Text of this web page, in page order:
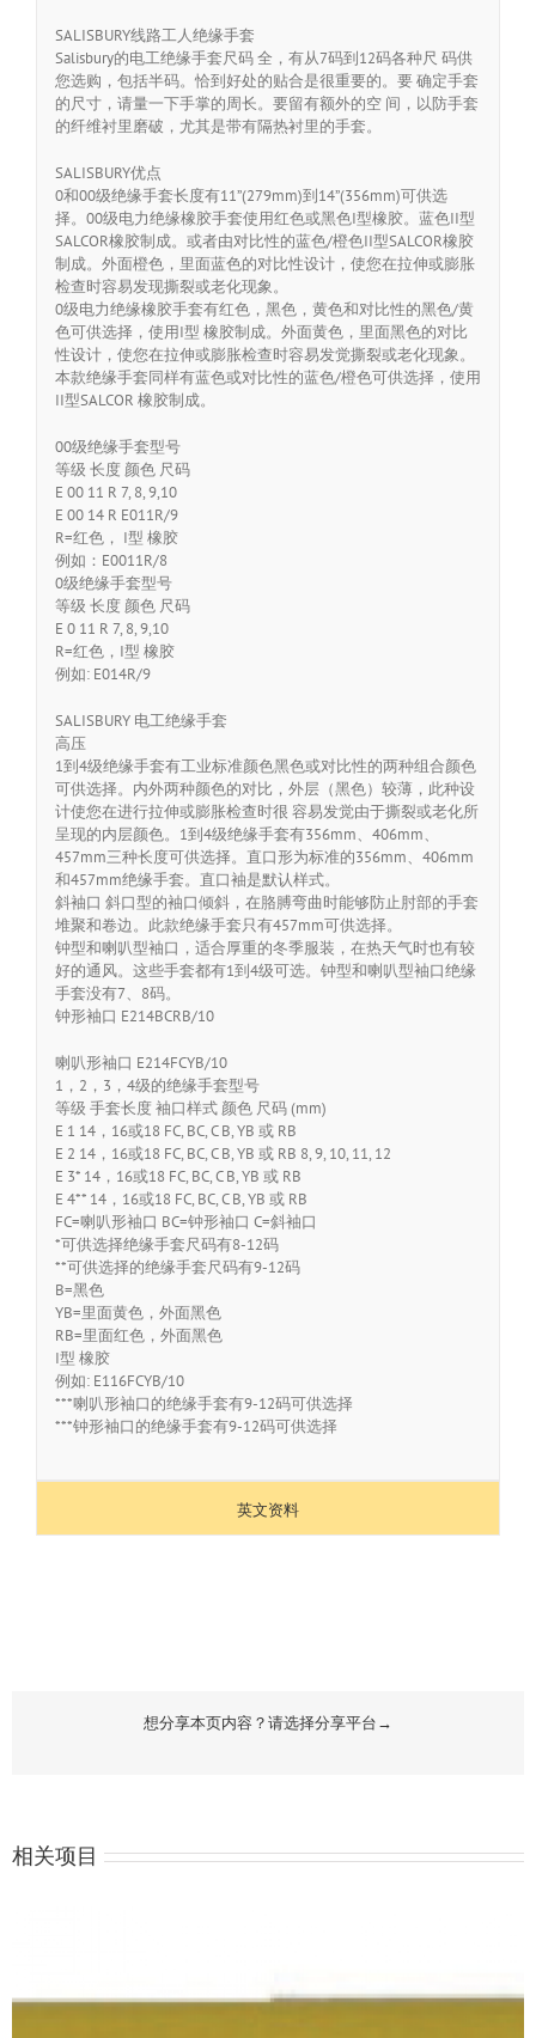
SALISBURY线路工人绝缘手套
Salisbury的电工绝缘手套尺码 全，有从7码到12码各种尺 码供
您选购，包括半码。恰到好处的贴合是很重要的。要 确定手套
的尺寸，请量一下手掌的周长。要留有额外的空 间，以防手套
的纤维衬里磨破，尤其是带有隔热衬里的手套。
SALISBURY优点
0和00级绝缘手套长度有11”(279mm)到14”(356mm)可供选
择。00级电力绝缘橡胶手套使用红色或黑色I型橡胶。蓝色II型
SALCOR橡胶制成。或者由对比性的蓝色/橙色II型SALCOR橡胶
制成。外面橙色，里面蓝色的对比性设计，使您在拉伸或膨胀
检查时容易发现撕裂或老化现象。
0级电力绝缘橡胶手套有红色，黑色，黄色和对比性的黑色/黄
色可供选择，使用I型 橡胶制成。外面黄色，里面黑色的对比
性设计，使您在拉伸或膨胀检查时容易发觉撕裂或老化现象。
本款绝缘手套同样有蓝色或对比性的蓝色/橙色可供选择，使用
II型SALCOR 橡胶制成。
00级绝缘手套型号
等级 长度 颜色 尺码
E 00 11 R 7, 8, 9,10
E 00 14 R E011R/9
R=红色， I型 橡胶
例如：E0011R/8
0级绝缘手套型号
等级 长度 颜色 尺码
E 0 11 R 7, 8, 9,10
R=红色，I型 橡胶
例如: E014R/9
SALISBURY 电工绝缘手套
高压
1到4级绝缘手套有工业标准颜色黑色或对比性的两种组合颜色
可供选择。内外两种颜色的对比，外层（黑色）较薄，此种设
计使您在进行拉伸或膨胀检查时很 容易发觉由于撕裂或老化所
呈现的内层颜色。1到4级绝缘手套有356mm、406mm、
457mm三种长度可供选择。直口形为标准的356mm、406mm
和457mm绝缘手套。直口袖是默认样式。
斜袖口 斜口型的袖口倾斜，在胳膊弯曲时能够防止肘部的手套
堆聚和卷边。此款绝缘手套只有457mm可供选择。
钟型和喇叭型袖口，适合厚重的冬季服装，在热天气时也有较
好的通风。这些手套都有1到4级可选。钟型和喇叭型袖口绝缘
手套没有7、8码。
钟形袖口 E214BCRB/10
喇叭形袖口 E214FCYB/10
1，2，3，4级的绝缘手套型号
等级 手套长度 袖口样式 颜色 尺码 (mm)
E 1 14，16或18 FC, BC, C B, YB 或 RB
E 2 14，16或18 FC, BC, C B, YB 或 RB 8, 9, 10, 11, 12
E 3* 14，16或18 FC, BC, C B, YB 或 RB
E 4** 14，16或18 FC, BC, C B, YB 或 RB
FC=喇叭形袖口 BC=钟形袖口 C=斜袖口
*可供选择绝缘手套尺码有8-12码
**可供选择的绝缘手套尺码有9-12码
B=黑色
YB=里面黄色，外面黑色
RB=里面红色，外面黑色
I型 橡胶
例如: E116FCYB/10
***喇叭形袖口的绝缘手套有9-12码可供选择
***钟形袖口的绝缘手套有9-12码可供选择
英文资料
想分享本页内容？请选择分享平台→
相关项目